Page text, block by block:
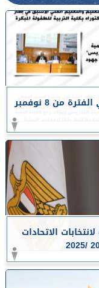
أبرز أخبار جامعة أسيوط خلال أسبوع في الفترة من 8 نوفمبر
الاتحادات